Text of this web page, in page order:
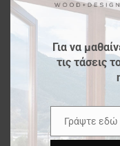
Για να
τις τάσεις
Email
Γράψτε εδώ